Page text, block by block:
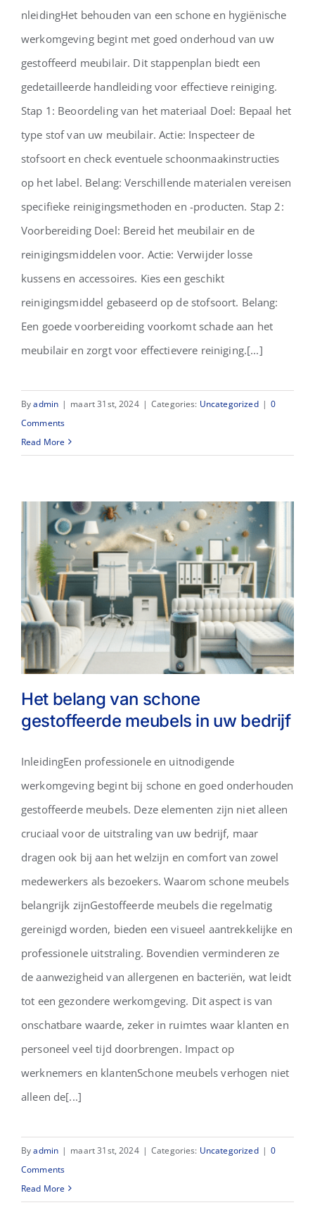
Stappenplan voor het
reinigen van gestoffeerd
bedrijfsmeubilair
nleidingHet behouden van een schone en hygiënische
werkomgeving begint met goed onderhoud van uw
gestoffeerd meubilair. Dit stappenplan biedt een
gedetailleerde handleiding voor effectieve reiniging.
Stap 1: Beoordeling van het materiaal Doel: Bepaal het
type stof van uw meubilair. Actie: Inspecteer de
stofsoort en check eventuele schoonmaakinstructies
op het label. Belang: Verschillende materialen vereisen
specifieke reinigingsmethoden en -producten. Stap 2:
Voorbereiding Doel: Bereid het meubilair en de
reinigingsmiddelen voor. Actie: Verwijder losse
kussens en accessoires. Kies een geschikt
reinigingsmiddel gebaseerd op de stofsoort. Belang:
Een goede voorbereiding voorkomt schade aan het
meubilair en zorgt voor effectievere reiniging.[...]
Byadmin | maart 31st, 2024 | Categories: Uncategorized | 0
Comments
Read More
Het belang van schone
gestoffeerde meubels in uw
bedrijf
Het belang van schone
gestoffeerde meubels in uw bedrijf
InleidingEen professionele en uitnodigende
werkomgeving begint bij schone en goed onderhouden
gestoffeerde meubels. Deze elementen zijn niet alleen
cruciaal voor de uitstraling van uw bedrijf, maar
dragen ook bij aan het welzijn en comfort van zowel
medewerkers als bezoekers. Waarom schone meubels
belangrijk zijnGestoffeerde meubels die regelmatig
gereinigd worden, bieden een visueel aantrekkelijke en
professionele uitstraling. Bovendien verminderen ze
de aanwezigheid van allergenen en bacteriën, wat leidt
tot een gezondere werkomgeving. Dit aspect is van
onschatbare waarde, zeker in ruimtes waar klanten en
personeel veel tijd doorbrengen. Impact op
werknemers en klantenSchone meubels verhogen niet
alleen de[...]
Byadmin | maart 31st, 2024 | Categories: Uncategorized | 0
Comments
Read More